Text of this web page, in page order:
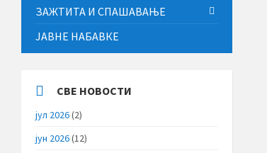
ЗАЖТИТА И СПАШАВАЊЕ
ЈАВНЕ НАБАВКЕ
СВЕ НОВОСТИ
јул 2026(2)
јун 2026(12)